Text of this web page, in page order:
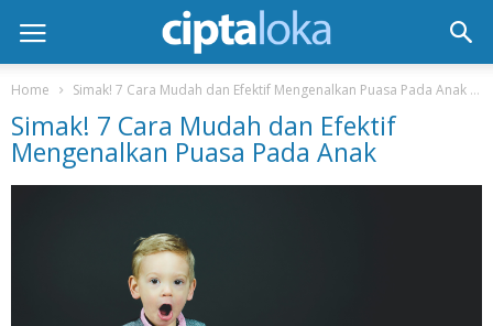
Home Simak! 7 Cara Mudah dan Efektif Mengenalkan Puasa Pada Anak
Simak! 7 Cara Mudah dan Efektif
Mengenalkan Puasa Pada Anak